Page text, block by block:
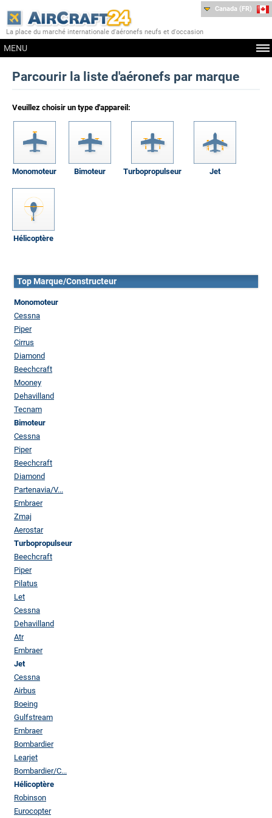
La place du marché internationale d'aéronefs neufs et d'occasion
MENU
Canada (FR)
Parcourir la liste d'aéronefs par marque
Veuillez choisir un type d'appareil:
Monomoteur Bimoteur Turbopropulseur Jet
Hélicoptère
Top Marque/Constructeur
Monomoteur
Cessna
Piper
Cirrus
Diamond
Beechcraft
Mooney
Dehavilland
Tecnam
Bimoteur
Cessna
Piper
Beechcraft
Diamond
Partenavia/V...
Embraer
Zmaj
Aerostar
Turbopropulseur
Beechcraft
Piper
Pilatus
Let
Cessna
Dehavilland
Atr
Embraer
Jet
Cessna
Airbus
Boeing
Gulfstream
Embraer
Bombardier
Learjet
Bombardier/C...
Hélicoptère
Robinson
Eurocopter